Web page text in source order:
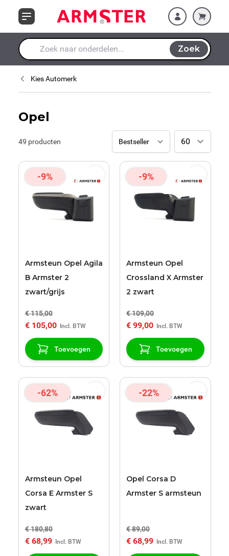
Waar ben je naar op zoek?
Zoek
Kies Automerk
Opel
49 producten
-9%
Armsteun Opel Agila
B Armster 2
zwart/grijs
€ 115,00
€ 105,00
Toevoegen
-9%
Armsteun Opel
Crossland X Armster
2 zwart
€ 109,00
€ 99,00
Toevoegen
-62%
Armsteun Opel
Corsa E Armster S
zwart
€ 180,80
€ 68,99
-22%
Opel Corsa D
Armster S armsteun
€ 89,00
€ 68,99